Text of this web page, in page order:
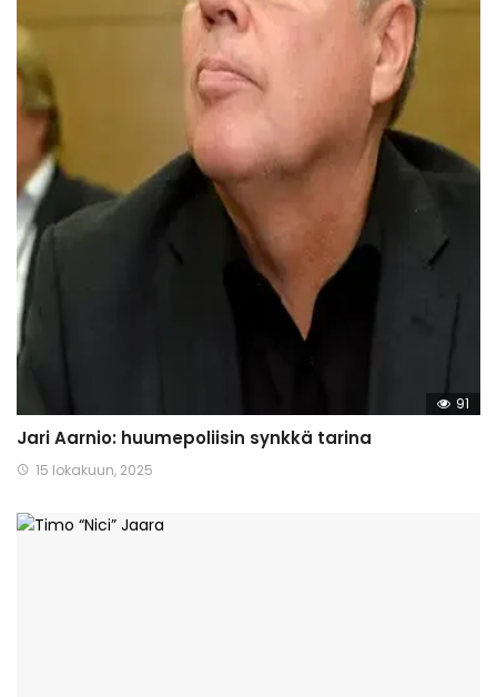
91
Jari Aarnio: huumepoliisin synkkä tarina
15 lokakuun, 2025